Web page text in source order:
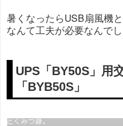
暑くなったらUSB扇風機
なんて工夫が必要なんで
UPS「BY50S」用
「BYB50S」